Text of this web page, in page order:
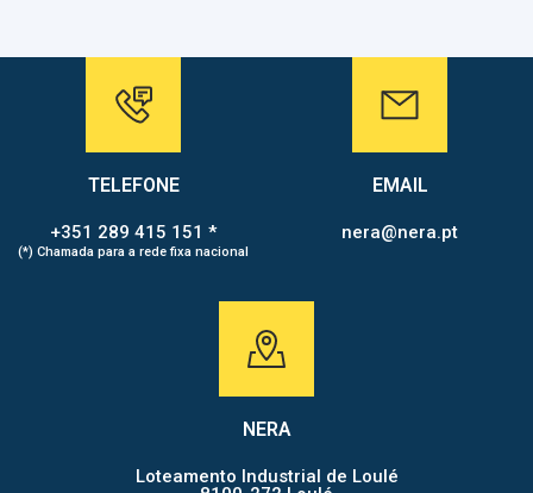
TELEFONE
+351 289 415 151 *
(*) Chamada para a rede fixa nacional
EMAIL
nera@nera.pt
NERA
Loteamento Industrial de Loulé